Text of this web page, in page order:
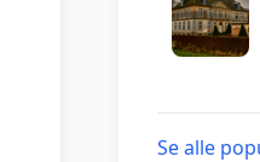
Se alle